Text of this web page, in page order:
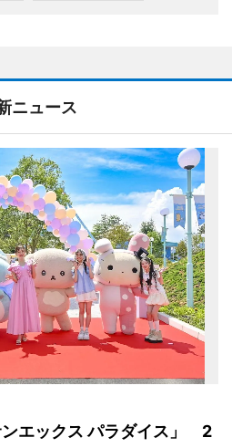
ニュース
ンエックス パラダイス」 2